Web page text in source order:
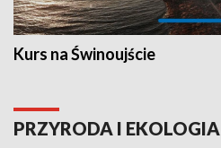
Kurs na Świnoujście
PRZYRODA I EKOLOGIA